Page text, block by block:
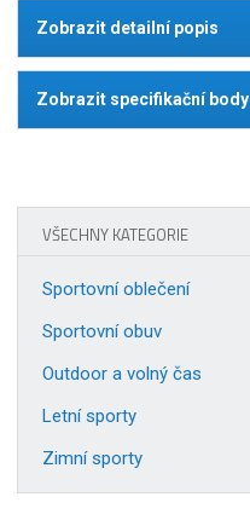
Zobrazit detailní popis
Zobrazit specifikační body
VŠECHNY KATEGORIE
Sportovní oblečení
Sportovní obuv
Outdoor a volný čas
Letní sporty
Zimní sporty